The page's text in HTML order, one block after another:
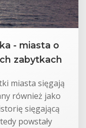
- miasta o
zabytkach
miasta sięgają
również jako
sięgającą
powstały